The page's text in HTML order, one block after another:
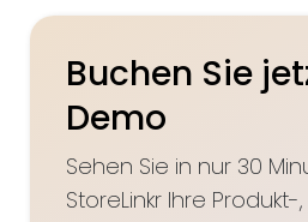
Buchen Sie
Demo
Sehen Sie in nur 30
StoreLinkr Ihre